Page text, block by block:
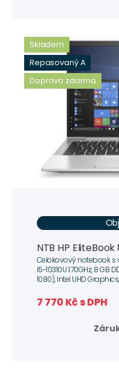
Skladem
Repasovaný A
Doprava zdarma
NTB HP
Celokovový notebook s
i5-10310U 1.70GHz, 8 GB
1080), Intel UHD
7 770 Kč s DPH